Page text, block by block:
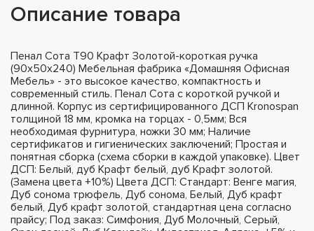
Описание товара
Пенал Сота Т90 Крафт Золотой-короткая ручка
(90х50х240) Мебельная фабрика «Домашняя Офисная
Мебель» - это высокое качество, компактность и
современный стиль. Пенал Сота с короткой ручкой и
длинной. Корпус из сертифицированного ДСП Kronospan
толщиной 18 мм, кромка на торцах - 0,5мм; Вся
необходимая фурнитура, ножки 30 мм; Наличие
сертификатов и гигиенических заключений; Простая и
понятная сборка (схема сборки в каждой упаковке). Цвет
ДСП: Белый, дуб Крафт белый, дуб Крафт золотой.
(Замена цвета +10%) Цвета ДСП: Стандарт: Венге магия,
Дуб сонома трюфель, Дуб сонома, Белый, Дуб крафт
белый, Дуб крафт золотой, стандартная цена согласно
прайсу; Под заказ: Симфония, Дуб Молочный, Серый,